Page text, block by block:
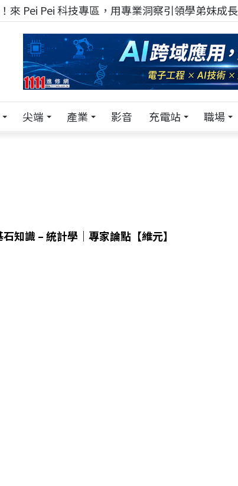
來 Pei Pei 科技專區，用專業洞察引領學弟妹成長
尖端 產業 影音 充電站 職場
知識 – 統計學｜專家論點【維元】